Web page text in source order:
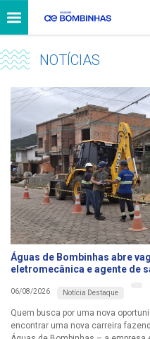
NOTÍCIAS
Águas de Bombinhas abre
eletromecânica e agente de
06/08/2026 Notícia Destaque
Quem busca por uma nova
encontrar uma nova carreira